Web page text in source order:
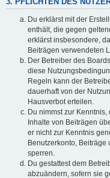
3. PFLICHTEN DES
Du erklärst mit der
enthält, die gegen
erklärst insbesondere,
Beiträgen verwendeten
Der Betreiber des
diese
Regeln kann der
dauerhaft von der
Hausverbot erteilen.
Du nimmst zur
Inhalte von Beiträgen
er nicht zur Kenntnis
Benutzerkonto,
sperren.
Du gestattest dem
abzuändern, sofern sie